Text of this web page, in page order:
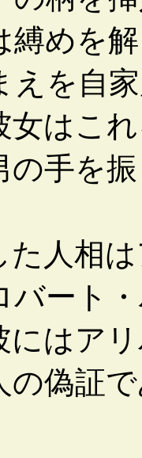
縛めを
えを自
はこ
の手を
人相
バート
にはア
の偽証